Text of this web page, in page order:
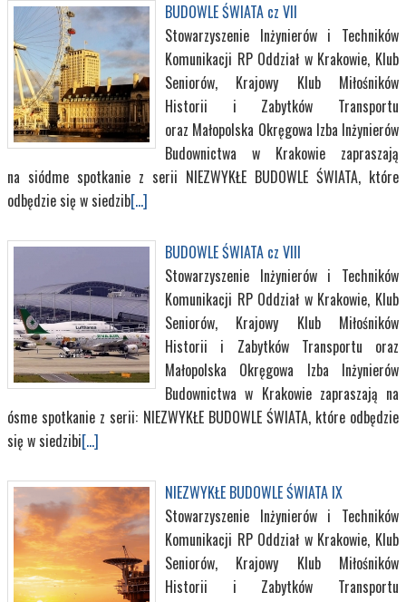
BUDOWLE ŚWIATA cz VII
Stowarzyszenie Inżynierów i Techników
Komunikacji RP Oddział w Krakowie, Klub
Seniorów, Krajowy Klub Miłośników
Historii i Zabytków Transportu
oraz Małopolska Okręgowa Izba Inżynierów
Budownictwa w Krakowie zapraszają
na siódme spotkanie z serii NIEZWYKŁE BUDOWLE ŚWIATA, które
odbędzie się w siedzib[...]
BUDOWLE ŚWIATA cz VIII
Stowarzyszenie Inżynierów i Techników
Komunikacji RP Oddział w Krakowie, Klub
Seniorów, Krajowy Klub Miłośników
Historii i Zabytków Transportu oraz
Małopolska Okręgowa Izba Inżynierów
Budownictwa w Krakowie zapraszają na
ósme spotkanie z serii: NIEZWYKŁE BUDOWLE ŚWIATA, które odbędzie
się w siedzibi[...]
NIEZWYKŁE BUDOWLE ŚWIATA IX
Stowarzyszenie Inżynierów i Techników
Komunikacji RP Oddział w Krakowie, Klub
Seniorów, Krajowy Klub Miłośników
Historii i Zabytków Transportu